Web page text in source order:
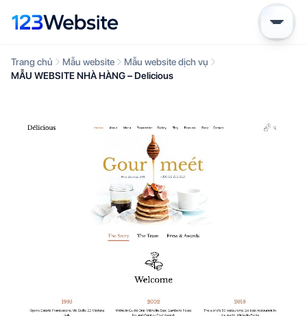
Trang chủ Mẫu website
Mẫu website dịch vụ
MẪU WEBSITE NHÀ HÀNG – Delicious